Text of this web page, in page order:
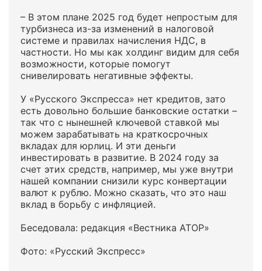
– В этом плане 2025 год будет непростым для
турбизнеса из-за изменений в налоговой
системе и правилах начисления НДС, в
частности. Но мы как холдинг видим для себя
возможности, которые помогут
снивелировать негативные эффекты.
У «Русского Экспресса» нет кредитов, зато
есть довольно большие банковские остатки –
так что с нынешней ключевой ставкой мы
можем зарабатывать на краткосрочных
вкладах для юрлиц. И эти деньги
инвестировать в развитие. В 2024 году за
счет этих средств, например, мы уже внутри
нашей компании снизили курс конвертации
валют к рублю. Можно сказать, что это наш
вклад в борьбу с инфляцией.
Беседовала: редакция «Вестника АТОР»
Фото: «Русский Экспресс»